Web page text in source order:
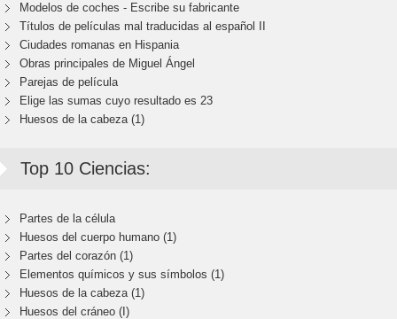
Modelos de coches - Escribe su fabricante
Títulos de películas mal traducidas al español II
Ciudades romanas en Hispania
Obras principales de Miguel Ángel
Parejas de película
Elige las sumas cuyo resultado es 23
Huesos de la cabeza (1)
Top 10 Ciencias:
Partes de la célula
Huesos del cuerpo humano (1)
Partes del corazón (1)
Elementos químicos y sus símbolos (1)
Huesos de la cabeza (1)
Huesos del cráneo (I)